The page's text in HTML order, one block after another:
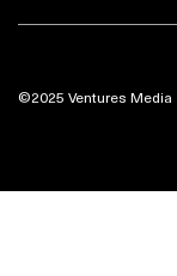
©2025 Ventures Media